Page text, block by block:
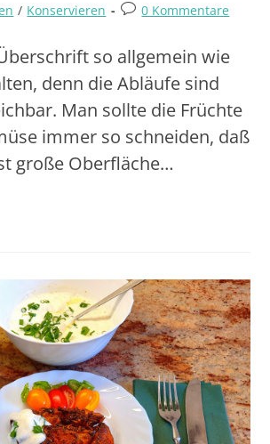
/ Konservieren 0 Kommentare
so allgemein wie
denn die Abläufe sind
Man sollte die Früchte
immer so schneiden, daß
große Oberfläche…